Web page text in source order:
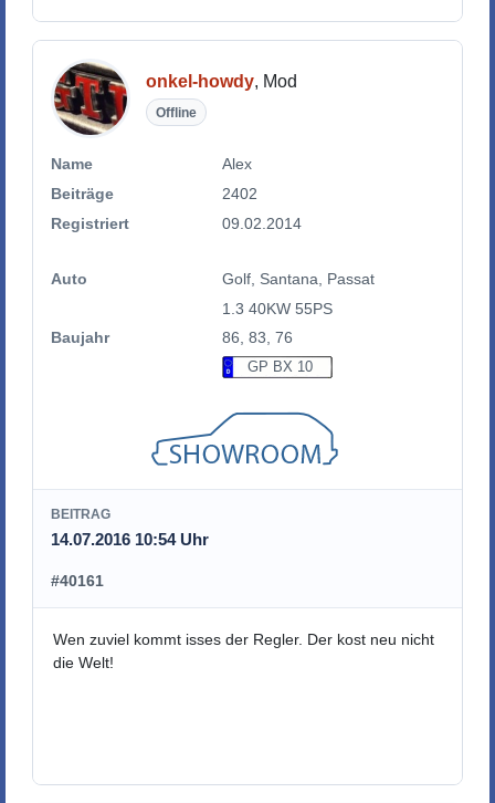
onkel-howdy, Mod
Offline
Name
Alex
Beiträge
2402
Registriert
09.02.2014
Auto
Golf, Santana, Passat
1.3 40KW 55PS
Baujahr
86, 83, 76
GP BX 10
BEITRAG
14.07.2016 10:54 Uhr
#40161
Wen zuviel kommt isses der Regler. Der kost neu nicht
die Welt!